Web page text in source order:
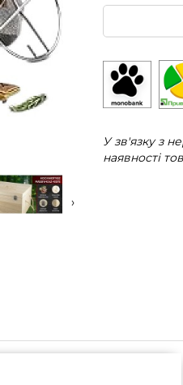
›
У зв'язку з
наявності